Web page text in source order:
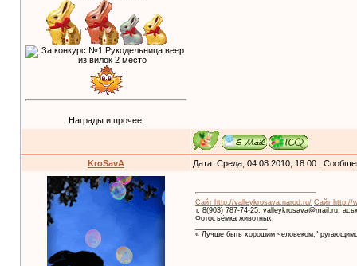
Награды и прочее:
KroSavA Дата: Среда, 04.08.2010, 18:00 |
Сайт http://valleykrosava.narod.ru/ Сайт http://
т. 8(903) 787-74-25, valleykrosava@mail.ru,
Фотосъёмка животных.
« Лучше быть хорошим человеком,"